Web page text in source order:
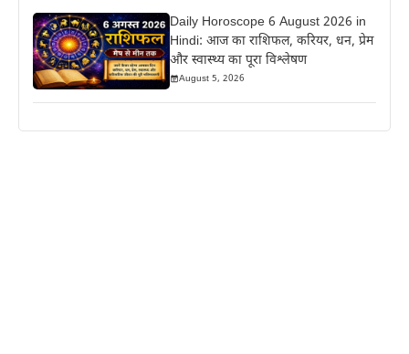
Daily Horoscope 6 August 2026 in
Hindi: आज का राशिफल, करियर, धन, प्रेम
और स्वास्थ्य का पूरा विश्लेषण
August 5, 2026